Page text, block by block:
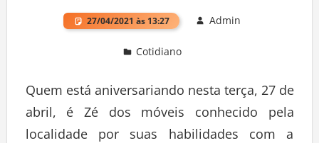
27/04/2021 às 13:27 Admin
Cotidiano
Quem está aniversariando nesta terça, 27 de
abril, é Zé dos móveis conhecido pela
localidade por suas habilidades com a